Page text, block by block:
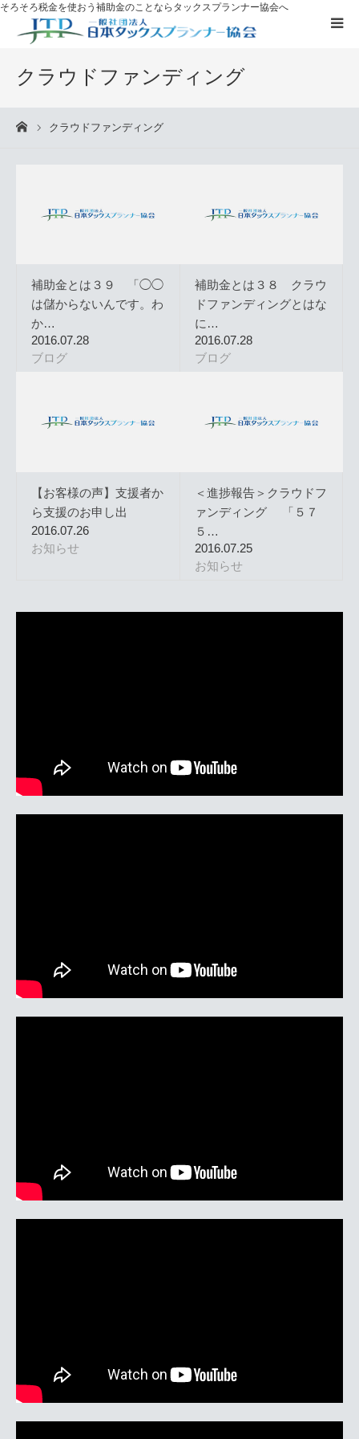
そろそろ税金を使おう 補助金のことならタックスプランナー協会へ
クラウドファンディング
クラウドファンディング
補助金とは３９ 「◯◯
は儲からないんです。わ
か…
2016.07.28
ブログ
補助金とは３８ クラウ
ドファンディングとはな
に…
2016.07.28
ブログ
【お客様の声】支援者か
ら支援のお申し出
2016.07.26
お知らせ
＜進捗報告＞クラウドフ
ァンディング 「５７
５…
2016.07.25
お知らせ
補助金を活用したい方へ
タックスプランナーについて知る
個別相談